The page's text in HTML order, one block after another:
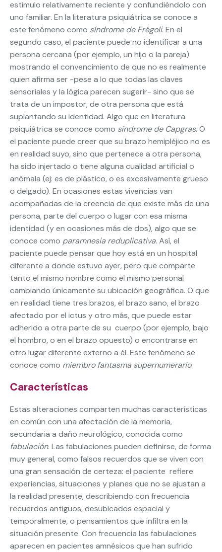
estímulo relativamente reciente y confundiéndolo con
uno familiar. En la literatura psiquiátrica se conoce a
este fenómeno como síndrome de Frégoli. En el
segundo caso, el paciente puede no identificar a una
persona cercana (por ejemplo, un hijo o la pareja)
mostrando el convencimiento de que no es realmente
quien afirma ser -pese a lo que todas las claves
sensoriales y la lógica parecen sugerir- sino que se
trata de un impostor, de otra persona que está
suplantando su identidad. Algo que en literatura
psiquiátrica se conoce como síndrome de Capgras. O
el paciente puede creer que su brazo hemipléjico no es
en realidad suyo, sino que pertenece a otra persona,
ha sido injertado o tiene alguna cualidad artificial o
anómala (ej: es de plástico, o es excesivamente grueso
o delgado). En ocasiones estas vivencias van
acompañadas de la creencia de que existe más de una
persona, parte del cuerpo o lugar con esa misma
identidad (y en ocasiones más de dos), algo que se
conoce como paramnesia reduplicativa. Así, el
paciente puede pensar que hoy está en un hospital
diferente a donde estuvo ayer, pero que comparte
tanto el mismo nombre como el mismo personal
cambiando únicamente su ubicación geográfica. O que
en realidad tiene tres brazos, el brazo sano, el brazo
afectado por el ictus y otro más, que puede estar
adherido a otra parte de su cuerpo (por ejemplo, bajo
el hombro, o en el brazo opuesto) o encontrarse en
otro lugar diferente externo a él. Este fenómeno se
conoce como miembro fantasma supernumerario.
Características
Estas alteraciones comparten muchas características
en común con una afectación de la memoria,
secundaria a daño neurológico, conocida como
fabulación. Las fabulaciones pueden definirse, de forma
muy general, como falsos recuerdos que se viven con
una gran sensación de certeza: el paciente refiere
experiencias, situaciones y planes que no se ajustan a
la realidad presente, describiendo con frecuencia
recuerdos antiguos, desubicados espacial y
temporalmente, o pensamientos que infiltra en la
situación presente. Con frecuencia las fabulaciones
aparecen en pacientes amnésicos que han sufrido